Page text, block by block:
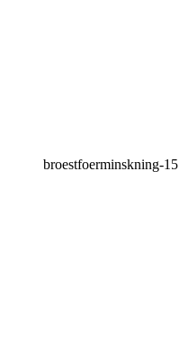
broestfoerminskning-15